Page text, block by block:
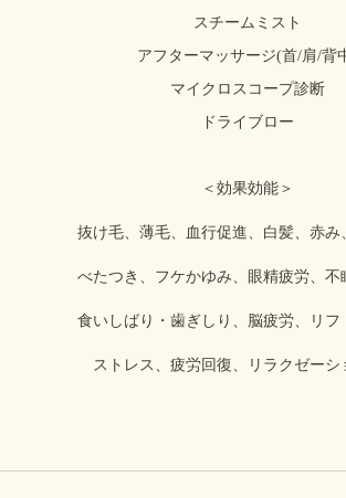
スチームミスト
アフターマッサージ(首/肩/背
マイクロスコープ診断
ドライブロー
＜効果効能＞
抜け毛、薄毛、血行促進、白髪、赤み
べたつき、フケかゆみ、眼精疲労、不
食いしばり・歯ぎしり、脳疲労、リフ
ストレス、疲労回復、リラクゼー